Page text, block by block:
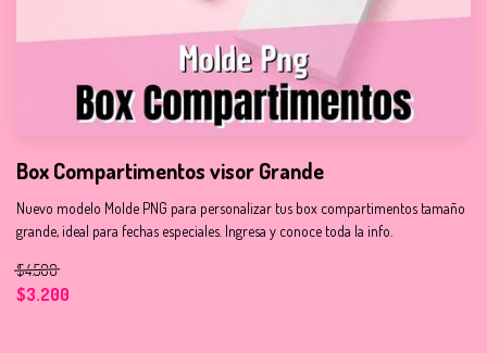
Box Compartimentos visor Grande
Nuevo modelo Molde PNG para personalizar tus box compartimentos tamaño
grande, ideal para fechas especiales. Ingresa y conoce toda la info.
$4.500
$3.200